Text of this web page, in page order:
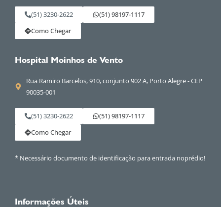
(51) 3230-2622
(51) 98197-1117
Como Chegar
Hospital Moinhos de Vento
Rua Ramiro Barcelos, 910, conjunto 902 A, Porto Alegre - CEP
90035-001
(51) 3230-2622
(51) 98197-1117
Como Chegar
* Necessário documento de identificação para entrada noprédio!
Informações Úteis